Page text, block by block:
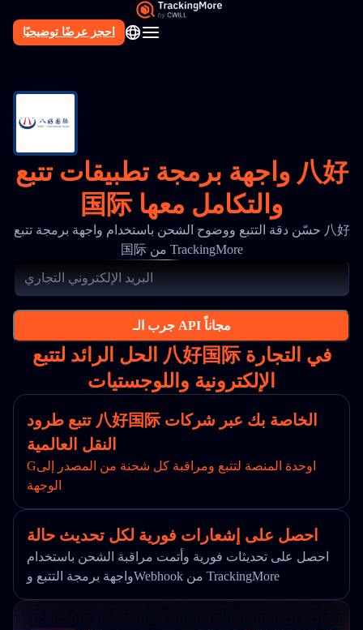
احجز عرضًا توضيحيًا
AR
واجهة برمجة تطبيقات تتبع 八好
国际 والتكامل معها
حسّن دقة التتبع ووضوح الشحن باستخدام واجهة برمجة تتبع 八好
国际 من TrackingMore
جرب الـ API مجاناً
الحل الرائد لتتبع 八好国际 في التجارة
الإلكترونية واللوجستيات
تتبع طرود 八好国际 الخاصة بك عبر شركات
النقل العالمية
Gاوحدة المنصة لتتبع ومراقبة كل شحنة من المصدر إلى
الوجهة
احصل على إشعارات فورية لكل تحديث حالة
احصل على تحديثات فورية وأتمت مراقبة الشحن باستخدام
واجهة برمجة التتبع وWebhook من TrackingMore